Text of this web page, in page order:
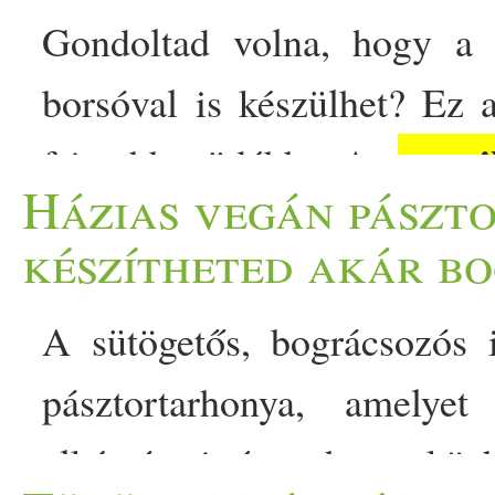
Gondoltad volna, hogy a
borsóval is készülhet? Ez
frissebb, üdébb. A
számára egy igazán
bogrács illatát, a sűrű,
konyháját. De mi történik,
kivesszük a megszokott…
csavarral - cukkinitől és
Házias vegán
készítheted akár
A sütögetős,
pásztortarhonya,
elkészíteni úgy, hogy